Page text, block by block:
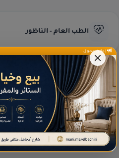
الطب العام - الناظور
طب العيون - الناظور
مختبرات التحاليل
إعلان ممول